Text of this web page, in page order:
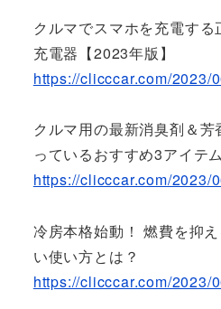
クルマでスマホを充電す
充電器【2023年版】
https://clicccar.com/2023/
クルマ用の最新消臭剤＆
っているおすすめ3アイテ
https://clicccar.com/2023/
冷房本格始動！ 燃費を抑
い使い方とは？
https://clicccar.com/2023/